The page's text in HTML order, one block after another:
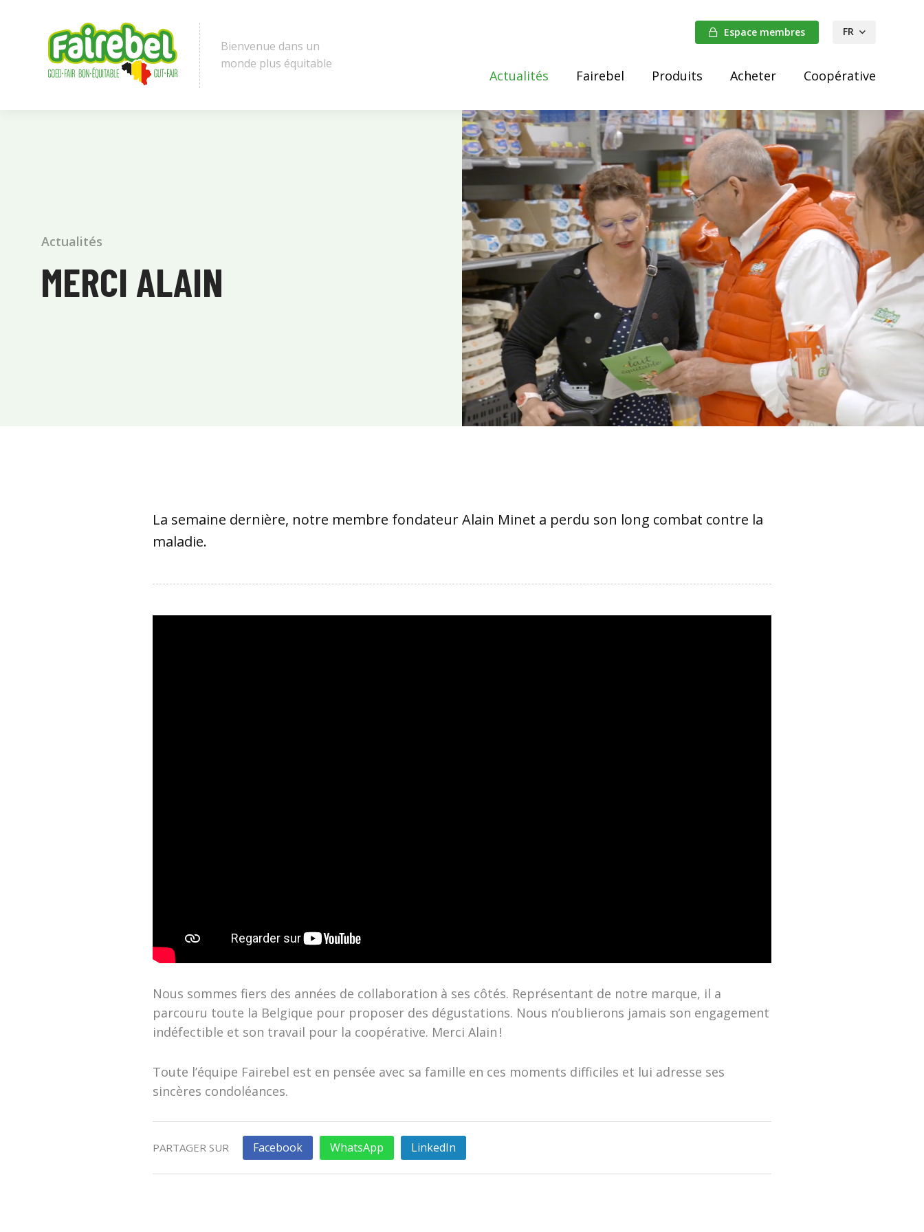
Bienvenue dans un
monde plus équitable
Actualités Fairebel Produits Acheter Coopérative
Espace membres
FR
DE
Actualités
MERCI ALAIN
La semaine dernière, notre membre fondateur Alain Minet a perdu son long combat contre la
maladie.
Nous sommes fiers des années de collaboration à ses côtés. Représentant de notre marque, il a
parcouru toute la Belgique pour proposer des dégustations. Nous n’oublierons jamais son engagement
indéfectible et son travail pour la coopérative. Merci Alain !
Toute l’équipe Fairebel est en pensée avec sa famille en ces moments difficiles et lui adresse ses
sincères condoléances.
PARTAGER SUR Facebook WhatsApp LinkedIn